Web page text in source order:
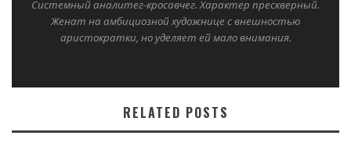
Системный аналитег-кросавчег. Характер прескверный.
Женат на амбициозной художнице с внешностью
аристократки, но уделяет ей мало внимания.
RELATED POSTS